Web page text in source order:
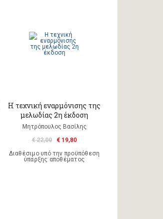
Η τεχνική εναρμόνισης της
μελωδίας 2η έκδοση
Μητρόπουλος Βασίλης
€ 22,00
€ 19,80
Διαθέσιμο υπό την προϋπόθεση
ύπαρξης αποθέματος